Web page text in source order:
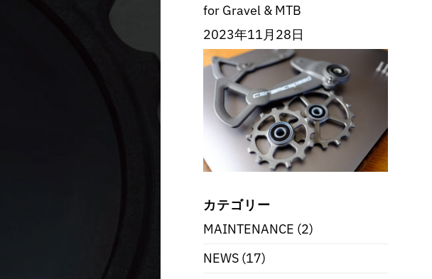
for Gravel & MTB
2023年11月28日
カテゴリー
MAINTENANCE (2)
NEWS (17)